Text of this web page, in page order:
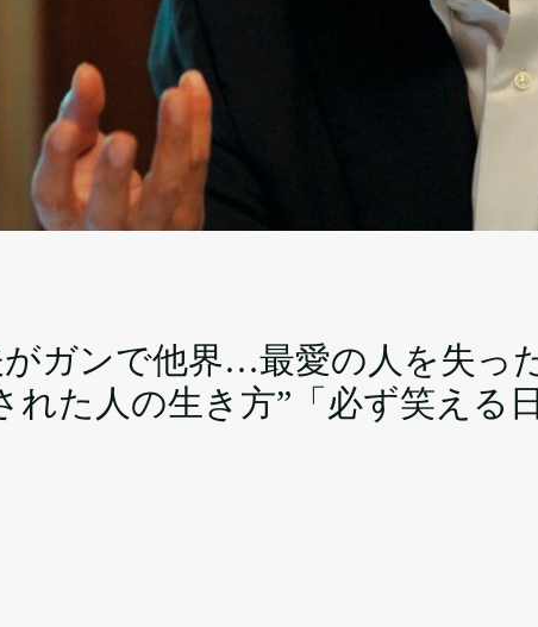
ガンで他界…最愛の人を失っ
れた人の生き方”「必ず笑える